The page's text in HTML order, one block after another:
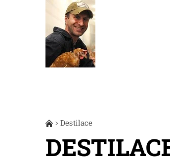
Destilace